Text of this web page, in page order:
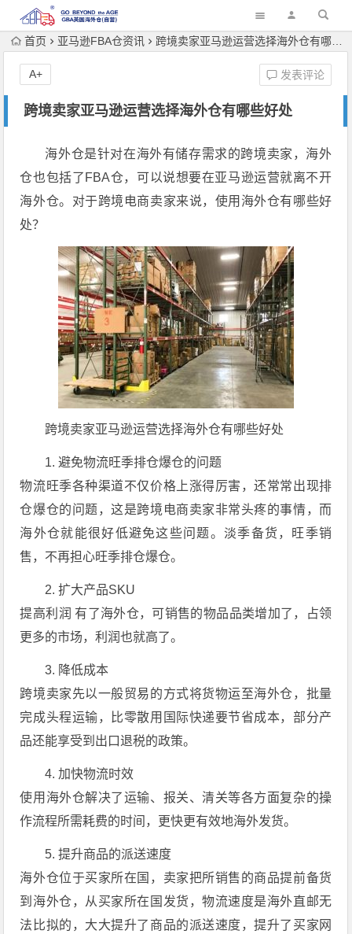
首页 亚马逊FBA仓资讯 跨境卖家亚马逊运营选择海外仓有哪些好处
跨境卖家亚马逊运营选择海外仓有哪些好处
发表评论
A+
海外仓是针对在海外有储存需求的跨境卖家，海外
仓也包括了FBA仓，可以说想要在亚马逊运营就离不开
海外仓。对于跨境电商卖家来说，使用海外仓有哪些好
处？
跨境卖家亚马逊运营选择海外仓有哪些好处
1. 避免物流旺季排仓爆仓的问题
物流旺季各种渠道不仅价格上涨得厉害，还常常出现排
仓爆仓的问题，这是跨境电商卖家非常头疼的事情，而
海外仓就能很好低避免这些问题。淡季备货，旺季销
售，不再担心旺季排仓爆仓。
2. 扩大产品SKU
提高利润 有了海外仓，可销售的物品品类增加了，占领
更多的市场，利润也就高了。
3. 降低成本
跨境卖家先以一般贸易的方式将货物运至海外仓，批量
完成头程运输，比零散用国际快递要节省成本，部分产
品还能享受到出口退税的政策。
4. 加快物流时效
使用海外仓解决了运输、报关、清关等各方面复杂的操
作流程所需耗费的时间，更快更有效地海外发货。
5. 提升商品的派送速度
海外仓位于买家所在国，卖家把所销售的商品提前备货
到海外仓，从买家所在国发货，物流速度是海外直邮无
法比拟的，大大提升了商品的派送速度，提升了买家网